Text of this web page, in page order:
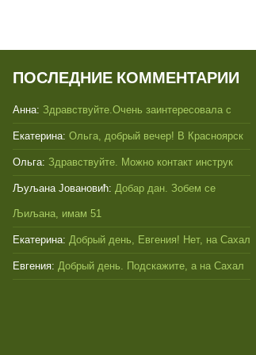
ПОСЛЕДНИЕ КОММЕНТАРИИ
Анна: Здравствуйте.Очень заинтересовала с
Екатерина: Ольга, добрый вечер! В Красноярск
Ольга: Здравствуйте. Можно контакт инструк
Љуљана Јовановић: Добар дан. Зобем се
Љиљана, имам 51
Екатерина: Добрый день, Евгения! Нет, на Сахал
Евгения: Добрый день. Подскажите, а на Сахал